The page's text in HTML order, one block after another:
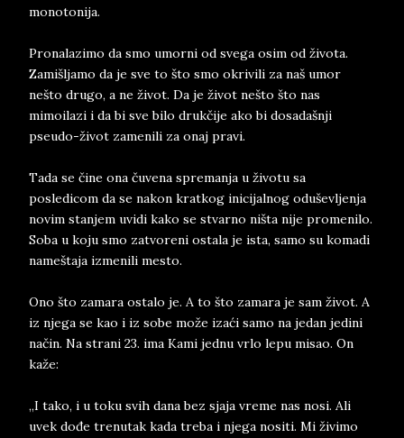
monotonija.
Pronalazimo da smo umorni od svega osim od života.
Zamišljamo da je sve to što smo okrivili za naš umor
nešto drugo, a ne život. Da je život nešto što nas
mimoilazi i da bi sve bilo drukčije ako bi dosadašnji
pseudo-život zamenili za onaj pravi.
Tada se čine ona čuvena spremanja u životu sa
posledicom da se nakon kratkog inicijalnog oduševljenja
novim stanjem uvidi kako se stvarno ništa nije promenilo.
Soba u koju smo zatvoreni ostala je ista, samo su komadi
nameštaja izmenili mesto.
Ono što zamara ostalo je. A to što zamara je sam život. A
iz njega se kao i iz sobe može izaći samo na jedan jedini
način. Na strani 23. ima Kami jednu vrlo lepu misao. On
kaže:
„I tako, i u toku svih dana bez sjaja vreme nas nosi. Ali
uvek dođe trenutak kada treba i njega nositi. Mi živimo